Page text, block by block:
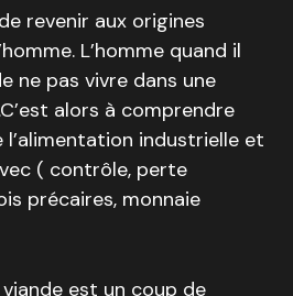
revenir aux origines
L’homme quand il
ne pas vivre dans une
alors à comprendre
l’alimentation industrielle et
( contrôle, perte
précaires, monnaie
est un coup de